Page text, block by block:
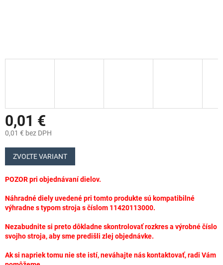
0,01 €
0,01 € bez DPH
Jednotková
cena:
ZVOĽTE VARIANT
POZOR pri objednávaní dielov.
Náhradné diely uvedené pri tomto produkte sú kompatibilné
výhradne s typom stroja s číslom 11420113000.
Nezabudnite si preto dôkladne skontrolovať rozkres a výrobné číslo
svojho stroja, aby sme predišli zlej objednávke.
Ak si napriek tomu nie ste istí, neváhajte nás kontaktovať, radi Vám